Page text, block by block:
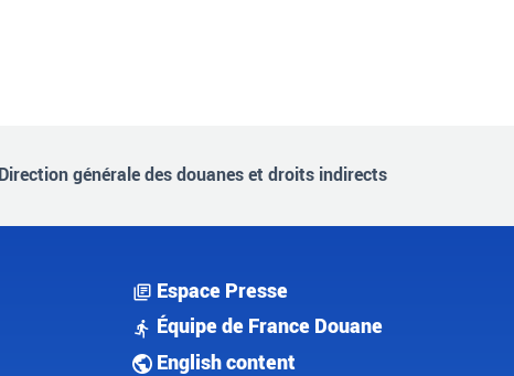
Direction générale des douanes et droits indirects
Espace Presse
Équipe de France Douane
English content